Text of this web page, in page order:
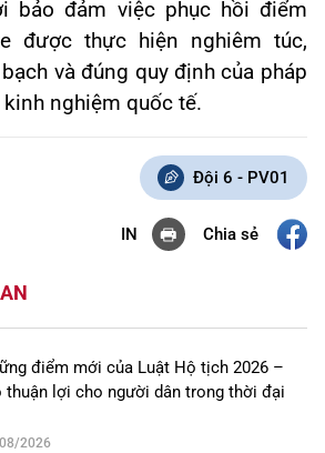
bảo đảm việc phục hồi điểm
được thực hiện nghiêm túc,
và đúng quy định của pháp
kinh nghiệm quốc tế.
Đội 6 - PV01
IN Chia sẻ
điểm mới của Luật Hộ tịch 2026 –
thuận lợi cho người dân trong thời đại
2026